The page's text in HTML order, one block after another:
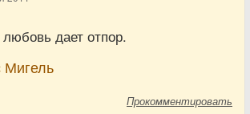
дает отпор.
Мигель
Прокомментировать